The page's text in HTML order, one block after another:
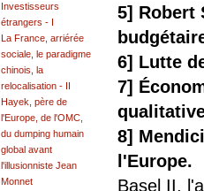
5] Robert
6] Lutte
7]
8]
l'Europe.
Basel II,
Investisseurs
étrangers - I
La France, arriérée
sociale, le paradigme
chinois, la
relocalisation - II
Hayek, père de
l'Europe, de l'OMC,
du dumping humain
global avant
l'illusionniste Jean
Monnet